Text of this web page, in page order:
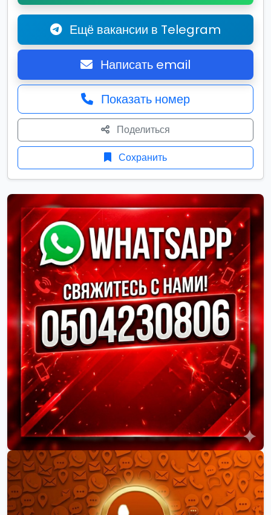
Ещё вакансии в Telegram
Написать email
Показать номер
Поделиться
Сохранить